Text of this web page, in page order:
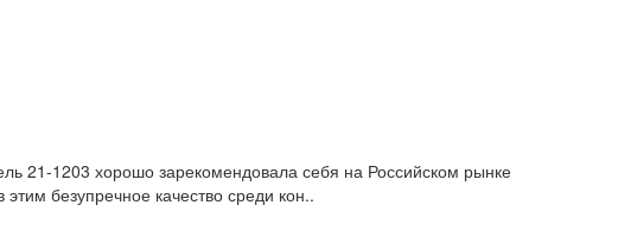
21-1203 хорошо зарекомендовала себя на Российском рынке
безупречное качество среди кон..